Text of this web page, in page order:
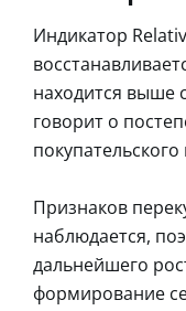
Индикатор
находится выше
говорит о
Признаков
наблюдается,
дальнейшего
формирование